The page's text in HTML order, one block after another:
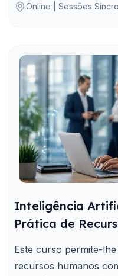
Online | Sessões
Inteligência
Prática de
Este curso permite-
recursos humanos